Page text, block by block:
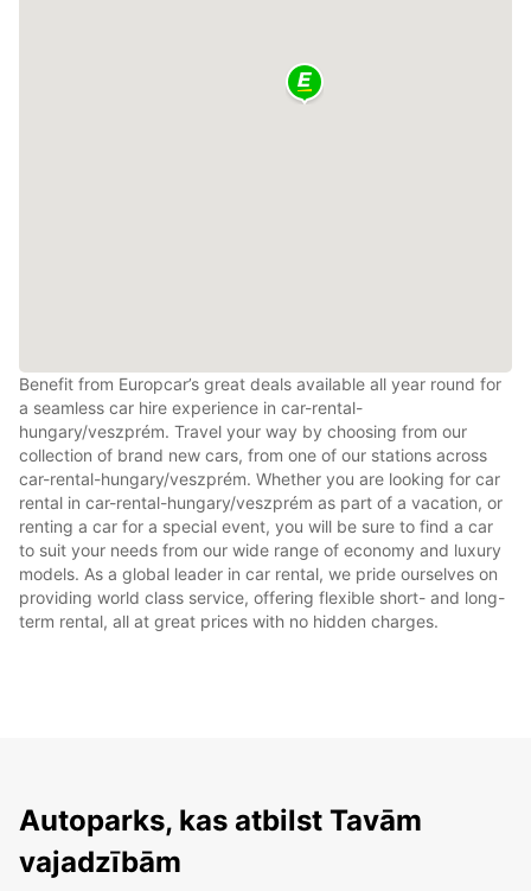
Benefit from Europcar’s great deals available all year round for
a seamless car hire experience in car-rental-
hungary/veszprém. Travel your way by choosing from our
collection of brand new cars, from one of our stations across
car-rental-hungary/veszprém. Whether you are looking for car
rental in car-rental-hungary/veszprém as part of a vacation, or
renting a car for a special event, you will be sure to find a car
to suit your needs from our wide range of economy and luxury
models. As a global leader in car rental, we pride ourselves on
providing world class service, offering flexible short- and long-
term rental, all at great prices with no hidden charges.
Autoparks, kas atbilst Tavām
vajadzībām